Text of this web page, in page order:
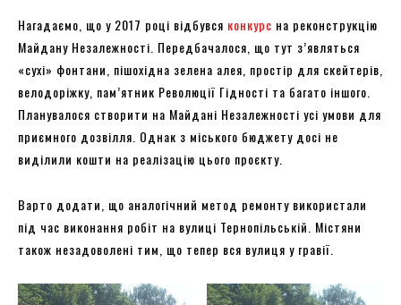
Нагадаємо, що у 2017 році відбувся конкурс на реконструкцію
Майдану Незалежності. Передбачалося, що тут з’являться
«сухі» фонтани, пішохідна зелена алея, простір для скейтерів,
велодоріжку, пам’ятник Революції Гідності та багато іншого.
Планувалося створити на Майдані Незалежності усі умови для
приємного дозвілля. Однак з міського бюджету досі не
виділили кошти на реалізацію цього проєкту.
Варто додати, що аналогічний метод ремонту використали
під час виконання робіт на вулиці Тернопільській. Містяни
також незадоволені тим, що тепер вся вулиця у гравії.